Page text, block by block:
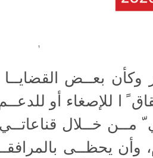
وكأن بعــض
ا للإصغاء أو
مــن خــلال
وأن يحظــى